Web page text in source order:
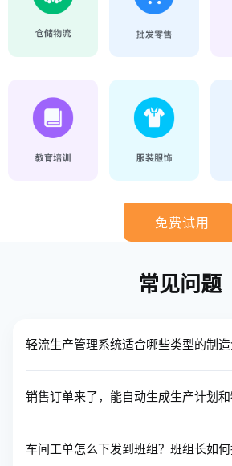
免费试用
常见问题
轻流生产管理系统适合哪些类型的制造
销售订单来了，能自动生成生产计划和
车间工单怎么下发到班组？班组长如何